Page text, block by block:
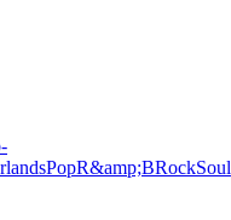
PopR&amp;BRockSoul